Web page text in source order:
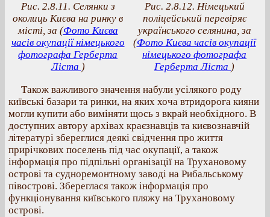
Рис. 2.8.11. Селянки з
околиць Києва на ринку в
місті, за (Фото Києва
часів окупації німецького
фотографа Герберта
Ліста )
Рис. 2.8.12. Німецький
поліцейський перевіряє
українського селянина, за
(Фото Києва часів окупації
німецького фотографа
Герберта Ліста )
Також важливого значення набули усілякого роду
київські базари та ринки, на яких хоча втридорога кияни
могли купити або виміняти щось з вкрай необхідного. В
доступних автору архівах краєзнавців та києвознавчій
літературі збереглися деякі свідчення про життя
прирічкових поселень під час окупації, а також
інформація про підпільні організації на Трухановому
острові та судноремонтному заводі на Рибальському
півострові. Збереглася також інформація про
функціонування київського пляжу на Трухановому
острові.